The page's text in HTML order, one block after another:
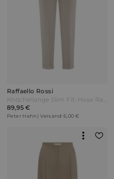
Raffaello Rossi
Knöchellange Slim Fit-Hose Raffaello Rossi beige
89,95 €
Peter Hahn | Versand: 6,00 €